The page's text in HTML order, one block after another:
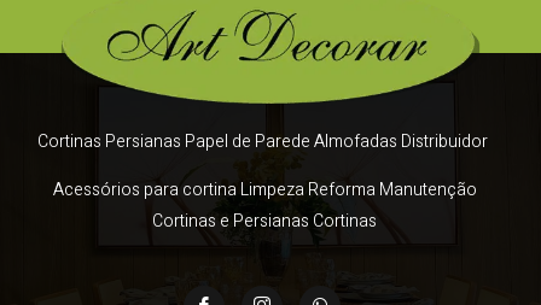
Cortinas Persianas Papel de Parede Almofadas Distribuidor
Acessórios para cortina Limpeza Reforma Manutenção
Cortinas e Persianas Cortinas